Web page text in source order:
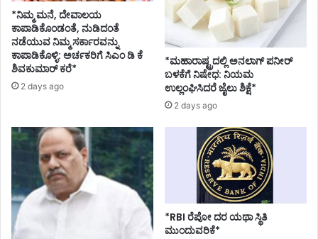
*ನಿಮ್ಮ ಮನೆ, ದೇವಾಲಯ
ಕಾಪಾಡಿಕೊಂಡಂತೆ, ನುಡಿದಂತೆ
ನಡೆಯುವ ನಿಮ್ಮ ಸರ್ಕಾರವನ್ನು
ಕಾಪಾಡಿಕೊಳ್ಳಿ: ಅರ್ಚಕರಿಗೆ ಸಿಎಂ ಡಿ ಕೆ
ಶಿವಕುಮಾರ್ ಕರೆ*
2 days ago
*ಮಹಾರಾಷ್ಟ್ರದಲ್ಲಿ ಅನಲಾಗ್ ಪನೀರ್
ಬಳಕೆಗೆ ನಿಷೇಧ: ನಿಯಮ
ಉಲ್ಲಂಘಿಸಿದರೆ ಜೈಲು ಶಿಕ್ಷೆ*
2 days ago
*RBI ರೆಪೋ ದರ ಯಥಾ ಸ್ಥಿತಿ
ಮುಂದುವರಿಕೆ*